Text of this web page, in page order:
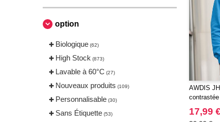
CLUBCLASS (2)
CamelBak
Chipolo
Craghoppers (14)
ECOLOGIE
ESTEX
ET SI ON L'APPELAIT FRANCIS
(3)
option
Biologique (62)
High Stock (873)
Lavable à 60°C (27)
Nouveaux produits (109)
Personnalisable (30)
Sans Étiquette (53)
AWDIS
contrastée
17,99 €